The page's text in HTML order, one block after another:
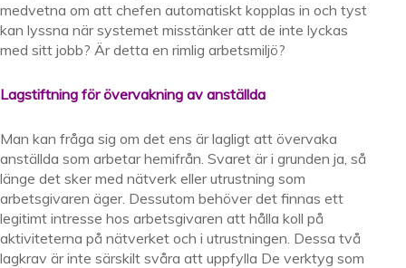
medvetna om att chefen automatiskt kopplas in och tyst
kan lyssna när systemet misstänker att de inte lyckas
med sitt jobb? Är detta en rimlig arbetsmiljö?
Lagstiftning för övervakning av anställda
Man kan fråga sig om det ens är lagligt att övervaka
anställda som arbetar hemifrån. Svaret är i grunden ja, så
länge det sker med nätverk eller utrustning som
arbetsgivaren äger. Dessutom behöver det finnas ett
legitimt intresse hos arbetsgivaren att hålla koll på
aktiviteterna på nätverket och i utrustningen. Dessa två
lagkrav är inte särskilt svåra att uppfylla De verktyg som